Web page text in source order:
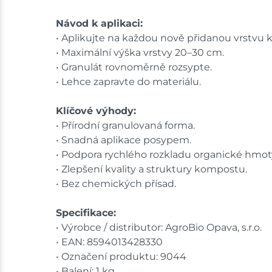
Návod k aplikaci:
• Aplikujte na každou nově přidanou vrstvu
• Maximální výška vrstvy 20–30 cm.
• Granulát rovnoměrně rozsypte.
• Lehce zapravte do materiálu.
Klíčové výhody:
• Přírodní granulovaná forma.
• Snadná aplikace posypem.
• Podpora rychlého rozkladu organické
• Zlepšení kvality a struktury kompostu.
• Bez chemických přísad.
Specifikace:
• Výrobce / distributor: AgroBio Opava, s.r.o.
• EAN: 8594013428330
• Označení produktu: 9044